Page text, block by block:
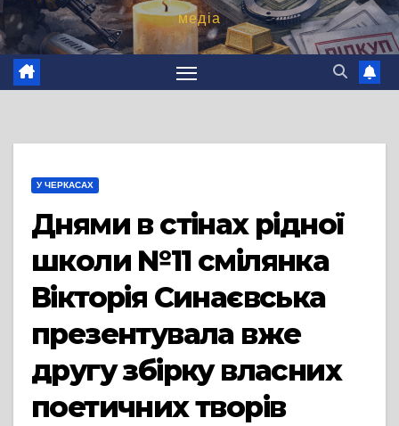
медіа
У ЧЕРКАСАХ
Днями в стінах рідної
школи №11 смілянка
Вікторія Синаєвська
презентувала вже
другу збірку власних
поетичних творів